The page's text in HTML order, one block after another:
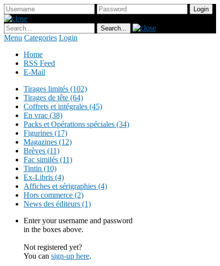
Menu Categories Login
Home
RSS Feed
E-Mail
Tirages limités (102)
Tirages de tête (64)
Coffrets et intégrales (45)
En vrac (38)
Packs et Opérations spéciales (34)
Figurines (17)
Magazines (12)
Brèves (11)
Fac similés (11)
Tintin (10)
Ex-Libris (4)
Affiches et sérigraphies (4)
Hors commerce (2)
News des éditeurs (1)
Enter your username and password
in the boxes above.
Not registered yet?
You can sign-up here.